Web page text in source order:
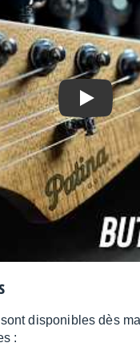
Play
dispo­nibles dès
: